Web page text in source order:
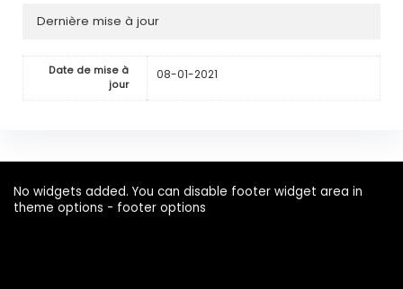
Dernière mise à jour
Date de mise à
jour
08-01-2021
No widgets added. You can disable footer widget area in
theme options - footer options